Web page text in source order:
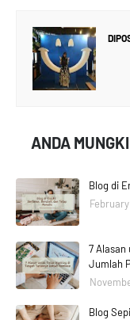
ANDA
Blog di
7 Alasan
Jumlah
Blog